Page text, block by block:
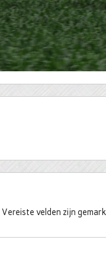
Vereiste velden zijn